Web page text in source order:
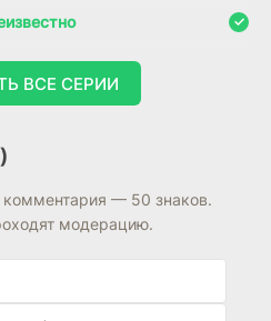
ВСЕ СЕРИИ
— 50 знаков.
модерацию.